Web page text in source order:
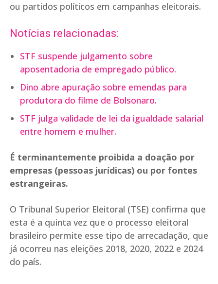
ou partidos políticos em campanhas eleitorais.
Notícias relacionadas:
STF suspende julgamento sobre
aposentadoria de empregado público.
Dino abre apuração sobre emendas para
produtora do filme de Bolsonaro.
STF julga validade de lei da igualdade salarial
entre homem e mulher.
É terminantemente proibida a doação por
empresas (pessoas jurídicas) ou por fontes
estrangeiras.
O Tribunal Superior Eleitoral (TSE) confirma que
esta é a quinta vez que o processo eleitoral
brasileiro permite esse tipo de arrecadação, que
já ocorreu nas eleições 2018, 2020, 2022 e 2024
do país.